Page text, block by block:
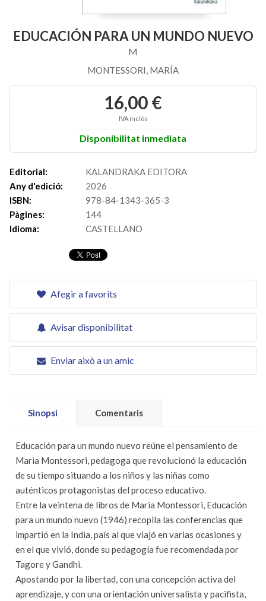
EDUCACIÓN PARA UN MUNDO NUEVO
M
MONTESSORI, MARÍA
16,00 €
IVA inclós
Disponibilitat inmediata
Editorial:
KALANDRAKA EDITORA
Any d'edició:
2026
ISBN:
978-84-1343-365-3
Pàgines:
144
Idioma:
CASTELLANO
Afegir a favorits
Avisar disponibilitat
Enviar això a un amic
Sinopsi Comentaris
Educación para un mundo nuevo reúne el pensamiento de
Maria Montessori, pedagoga que revolucionó la educación
de su tiempo situando a los niños y las niñas como
auténticos protagonistas del proceso educativo.
Entre la veintena de libros de Maria Montessori, Educación
para un mundo nuevo (1946) recopila las conferencias que
impartió en la India, país al que viajó en varias ocasiones y
en el que vivió, donde su pedagogía fue recomendada por
Tagore y Gandhi.
Apostando por la libertad, con una concepción activa del
aprendizaje, y con una orientación universalista y pacifista,